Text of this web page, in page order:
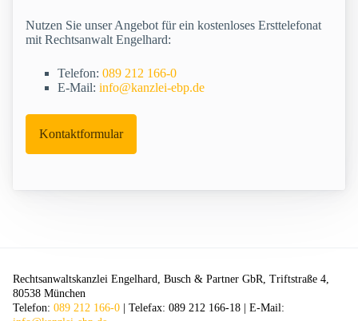
Nutzen Sie unser Angebot für ein kostenloses Ersttelefonat
mit Rechtsanwalt Engelhard:
Telefon: 089 212 166-0
E-Mail: info@kanzlei-ebp.de
Kontaktformular
Rechtsanwaltskanzlei Engelhard, Busch & Partner GbR, Triftstraße 4,
80538 München
Telefon: 089 212 166-0 | Telefax: 089 212 166-18 | E-Mail: